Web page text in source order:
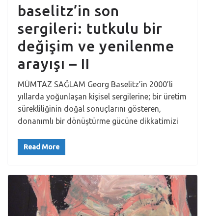
baselitz’in son
sergileri: tutkulu bir
değişim ve yenilenme
arayışı – II
MÜMTAZ SAĞLAM Georg Baselitz’in 2000’li
yıllarda yoğunlaşan kişisel sergilerine; bir üretim
sürekliliğinin doğal sonuçlarını gösteren,
donanımlı bir dönüştürme gücüne dikkatimizi
Read More